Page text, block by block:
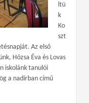
ltü
k
Ko
szt
Az első
Hózsa Éva és Lovas
iskolánk tanulói
a nadírban című